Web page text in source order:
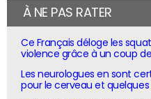
À NE PAS RATER
Ce Français déloge les
violence grâce à un coup
Les neurologues en sont
pour le cerveau et